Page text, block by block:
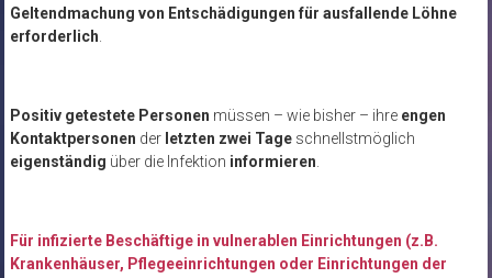
Geltendmachung von Entschädigungen für ausfallende Löhne
erforderlich
Positiv getestete Personen müssen – wie bisher – ihre engen
Kontaktpersonen der letzten zwei Tageschnellstmöglich
eigenständig über die Infektion informieren
Für infizierte Beschäftige in vulnerablen Einrichtungen (z.B.
Krankenhäuser, Pflegeeinrichtungen oder Einrichtungen der